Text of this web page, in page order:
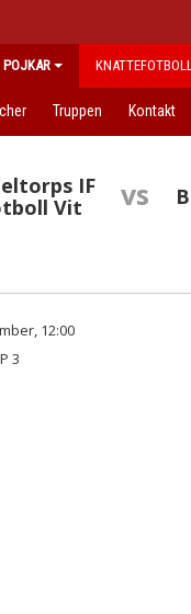
POJKAR
Truppen Kontakt
IF
Vit
vs
12:00
3